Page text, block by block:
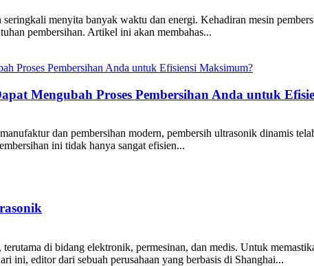
menyita banyak waktu dan energi. Kehadiran mesin
pembersihan. Artikel ini akan membahas...
Mengubah Proses Pembersihan Anda untuk
dan pembersihan modern, pembersih ultrasonik dinamis
ini tidak hanya sangat efisien...
di bidang elektronik, permesinan, dan medis. Untuk
ini, editor dari sebuah perusahaan yang berbasis di Shanghai...